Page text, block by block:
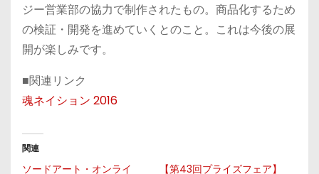
ジー営業部の協力で制作されたもの。商品化するため
の検証・開発を進めていくとのこと。これは今後の展
開が楽しみです。
■関連リンク
魂ネイション 2016
関連
ソードアート・オンライ 【第43回プライズフェア】